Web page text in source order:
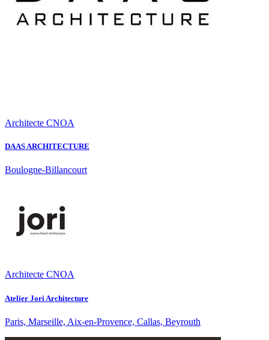
Architecte CNOA
DAAS ARCHITECTURE
Boulogne-Billancourt
Architecte CNOA
Atelier Jori Architecture
Paris, Marseille, Aix-en-Provence, Callas, Beyrouth